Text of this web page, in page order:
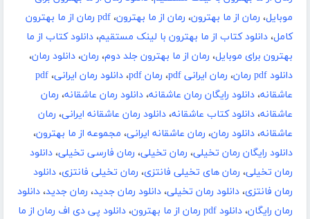
موبایل، رمان از ما بهترون، رمان از ما بهترون،
pdf رمان از ما بهترون
کامل، دانلود کتاب از ما بهترون با لینک مستقیم، دانلود کتاب از ما
بهترون برای موبایل، رمان از ما بهترون جلد دوم، رمان، دانلود رمان،
دانلود pdf رمان
، رمان ایرانی pdf ، رمان pdf ، دانلود رمان ایرانی، pdf
عاشقانه، دانلود رایگان رمان عاشقانه، دانلود رمان عاشقانه، رمان
عاشقانه، دانلود کتاب عاشقانه، دانلود رمان عاشقانه ایرانی، رمان
عاشقانه، دانلود رمان، رمان عاشقانه ایرانی، مجموعه از ما بهترون،
دانلود رایگان رمان تخیلی، رمان تخیلی، رمان فارسی تخیلی، دانلود
رمان تخیلی، رمان های تخیلی فانتزی، رمان تخیلی فانتزی، دانلود
رمان فانتزی، دانلود رمان تخیلی، دانلود رمان جدید، رمان جدید، دانلود
رمان رایگان، دانلود pdf رمان از ما بهترون ، دانلود پی دی اف رمان از ما